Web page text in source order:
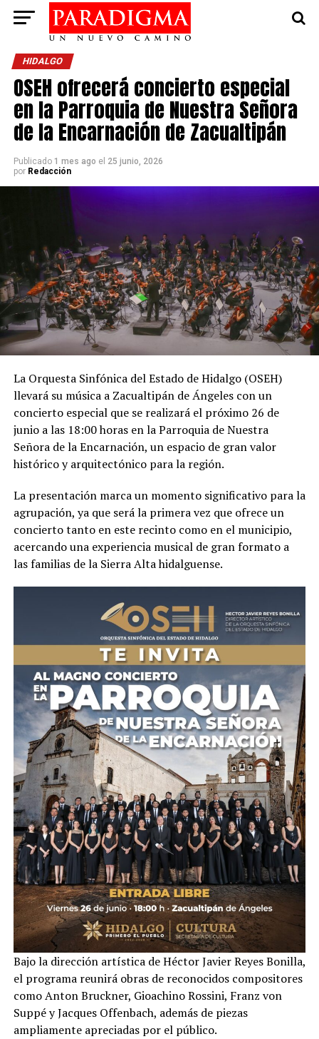
HIDALGO
OSEH ofrecerá concierto especial
en la Parroquia de Nuestra Señora
de la Encarnación de Zacualtipán
Publicado 1 mes ago el 25 junio, 2026
por Redacción
La Orquesta Sinfónica del Estado de Hidalgo (OSEH)
llevará su música a Zacualtipán de Ángeles con un
concierto especial que se realizará el próximo 26 de
junio a las 18:00 horas en la Parroquia de Nuestra
Señora de la Encarnación, un espacio de gran valor
histórico y arquitectónico para la región.
La presentación marca un momento significativo para la
agrupación, ya que será la primera vez que ofrece un
concierto tanto en este recinto como en el municipio,
acercando una experiencia musical de gran formato a
las familias de la Sierra Alta hidalguense.
Bajo la dirección artística de Héctor Javier Reyes Bonilla,
el programa reunirá obras de reconocidos compositores
como Anton Bruckner, Gioachino Rossini, Franz von
Suppé y Jacques Offenbach, además de piezas
ampliamente apreciadas por el público.